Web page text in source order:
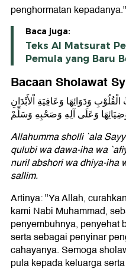
penghormatan kepadanya."
Baca juga:
Teks Al Matsurat
Pemula yang Baru
Bacaan Sholawat
وَدَوَائِهَا وَعَافِيَةِ اْلأَبْدَانِ
وَعَلَى آلِهِ وَصَحْبِهِ وَسَلِّمْ
Allahumma sholli `ala
qulubi wa dawa-iha wa
nuril abshori wa dhiya-iha
sallim.
Artinya: "Ya Allah,
kami Nabi Muhammad,
penyembuhnya, penyehat
serta sebagai penyinar
cahayanya. Semoga
pula kepada keluarga